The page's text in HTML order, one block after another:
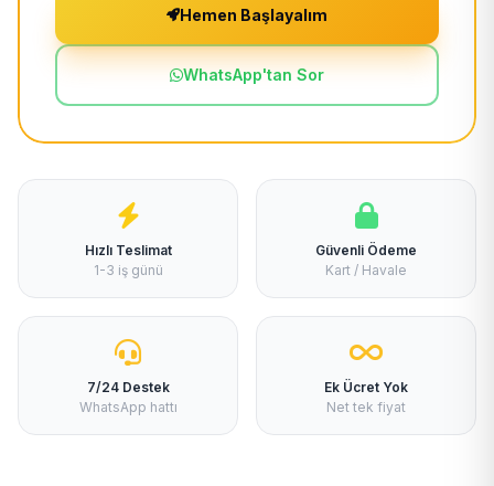
Hemen Başlayalım
WhatsApp'tan Sor
Hızlı Teslimat
1-3 iş günü
Güvenli Ödeme
Kart / Havale
7/24 Destek
WhatsApp hattı
Ek Ücret Yok
Net tek fiyat